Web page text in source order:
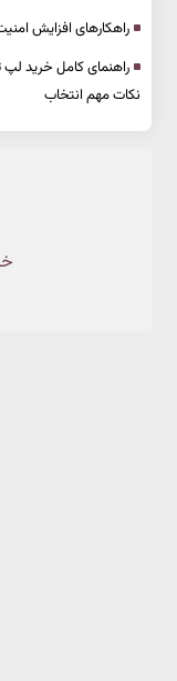
راهکارهای افزایش
نکات مهم انتخاب